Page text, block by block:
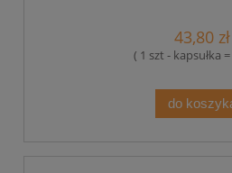
43,80 zł
( 1 szt - kapsułka =
do